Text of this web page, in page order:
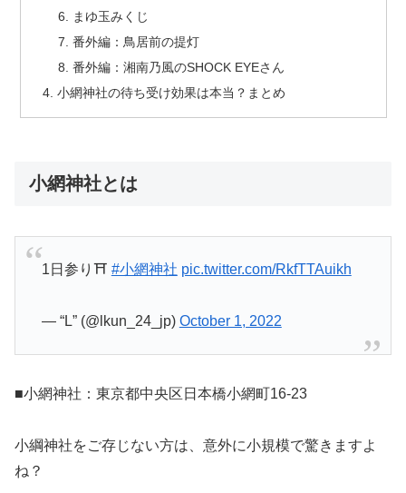
まゆ玉みくじ
番外編：鳥居前の提灯
番外編：湘南乃風のSHOCK EYEさん
小網神社の待ち受け効果は本当？まとめ
小網神社とは
1日参り⛩ #小網神社 pic.twitter.com/RkfTTAuikh
— “L” (@lkun_24_jp) October 1, 2022
■小網神社：東京都中央区日本橋小網町16-23
小綱神社をご存じない方は、意外に小規模で驚きますよ
ね？